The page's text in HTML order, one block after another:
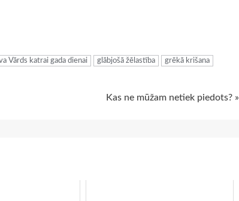
Vārds katrai gada dienai glābjošā žēlastība
grēkā krišana
Kas ne mūžam netiek piedots? »